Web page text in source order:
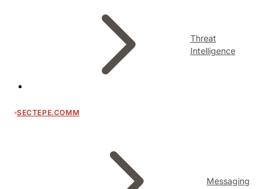
Threat
Intelligence
SECTEPE.COMM
Messaging